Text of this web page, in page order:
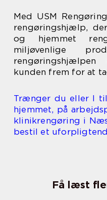
Med USM
rengøringshjælp,
og hjemmet
miljøvenlige
kunden frem for at
Trænger du eller I
hjemmet, på
klinikrengøring i
bestil et
Få læst